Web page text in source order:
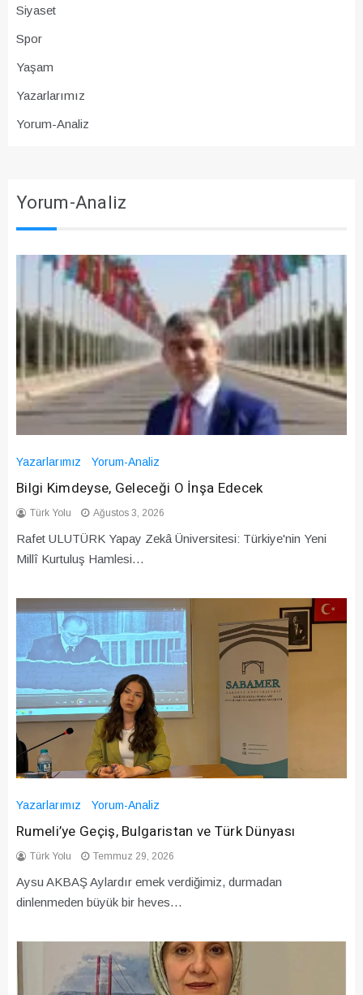
Siyaset
Spor
Yaşam
Yazarlarımız
Yorum-Analiz
Yorum-Analiz
Yazarlarımız Yorum-Analiz
Bilgi Kimdeyse, Geleceği O İnşa Edecek
Türk Yolu Ağustos 3, 2026
Rafet ULUTÜRK Yapay Zekâ Üniversitesi: Türkiye'nin Yeni
Millî Kurtuluş Hamlesi…
Yazarlarımız Yorum-Analiz
Rumeli’ye Geçiş, Bulgaristan ve Türk Dünyası
Türk Yolu Temmuz 29, 2026
Aysu AKBAŞ Aylardır emek verdiğimiz, durmadan
dinlenmeden büyük bir heves…